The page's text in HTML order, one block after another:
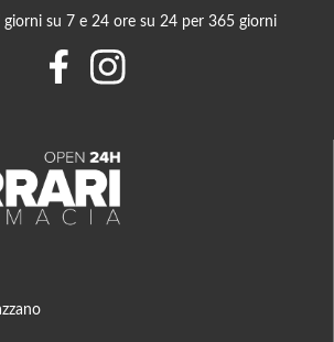
su 7 e 24 ore su 24 per 365 giorni